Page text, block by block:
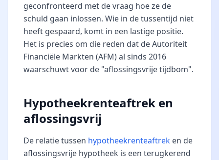
geconfronteerd met de vraag hoe ze de
schuld gaan inlossen. Wie in de tussentijd niet
heeft gespaard, komt in een lastige positie.
Het is precies om die reden dat de Autoriteit
Financiële Markten (AFM) al sinds 2016
waarschuwt voor de "aflossingsvrije tijdbom".
Hypotheekrenteaftrek en
aflossingsvrij
De relatie tussen hypotheekrenteaftrek en de
aflossingsvrije hypotheek is een terugkerend